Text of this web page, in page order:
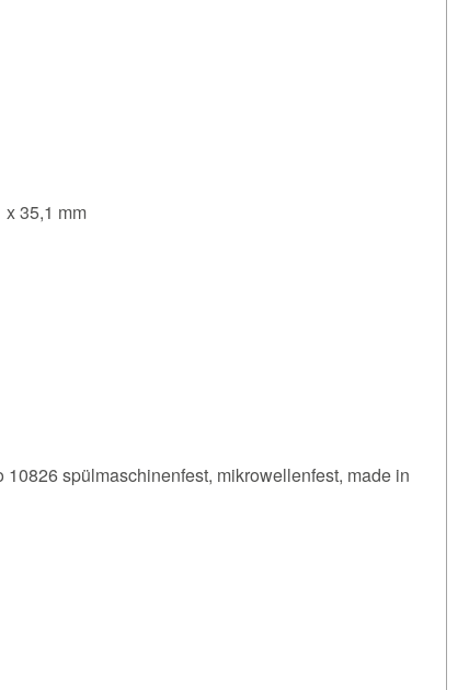
x 35,1 mm
spülmaschinenfest, mikrowellenfest, made in